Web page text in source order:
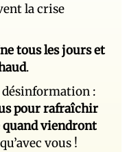
la crise
tous les jours et
.
:
pour rafraîchir
quand viendront
vous !